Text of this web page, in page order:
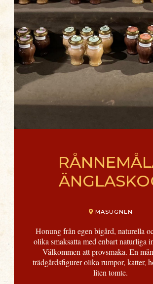
MASUGNEN
Honung från egen bigård, naturella
olika smaksatta med enbart naturliga
Välkommen att provsmaka. En
trädgårdsfigurer olika rumpor, katter,
liten tomte.